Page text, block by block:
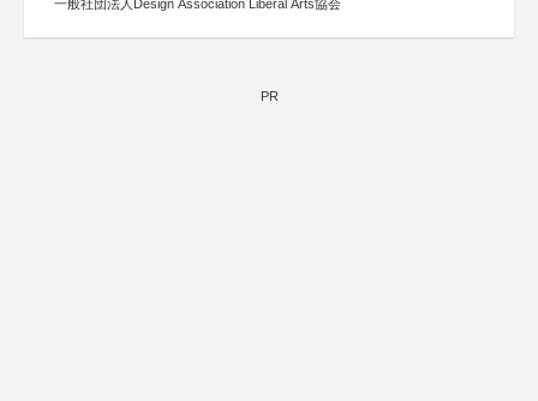
一般社団法人Design Association Liberal Arts協会
PR